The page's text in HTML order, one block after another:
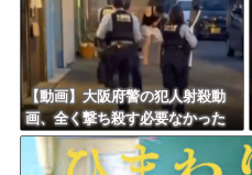
【動画】大阪府警の犯人射殺動
画、全く撃ち殺す必要なかった
ｗｗｗｗｗｗｗｗｗｗｗ